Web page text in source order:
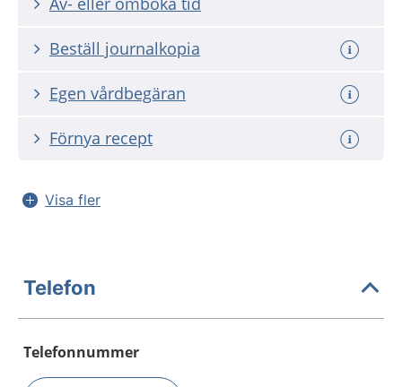
Beställ journalkopia
Egen vårdbegäran
Förnya recept
Visa fler
Telefon
Telefonnummer